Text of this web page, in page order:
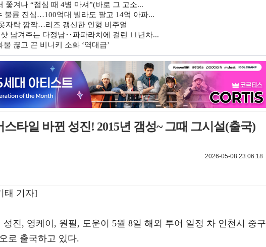
쫓겨나 “점심 때 4병 마셔”(바로 그 고소...
불륜 진심…100억대 빌라도 팔고 14억 아파...
자락 깜짝…리즈 갱신한 인형 비주얼
남겨주는 다정남‥파파라치에 걸린 11년차...
끊고 끈 비니키 소화 ‘역대급’
타일 바뀐 성진! 2015년 갬성~ 그때 그시설(출국)
2026-05-08 23:06:18
태 기자]
진, 영케이, 원필, 도운이 5월 8일 해외 투어 일정 차 인천시 중구
로 출국하고 있다.